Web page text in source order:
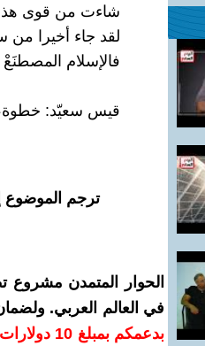
شاءت من قوى هذا
لقد جاء أخيرا من
فالإسلام المصطنَعْ
قيس سعيّد: خطوة،
ترجم الموضوع
الحوار المتمدن مشروع
في العالم العربي.
بدعمكم